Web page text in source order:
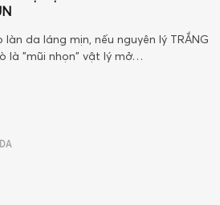
da láng mịn, nếu nguyên lý TRẮNG
là "mũi nhọn" vật lý mở…